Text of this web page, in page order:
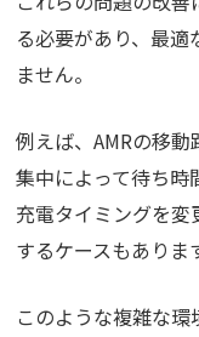
る必要があり、最
ません。
例えば、AMRの移
集中によって待ち時
充電タイミングを
するケースもありま
このような複雑な環